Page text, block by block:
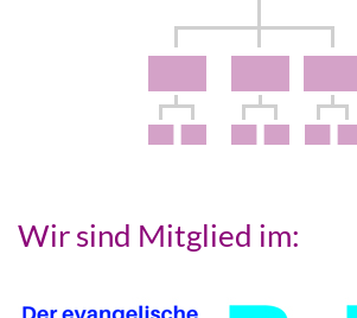
Wir sind Mitglied im: